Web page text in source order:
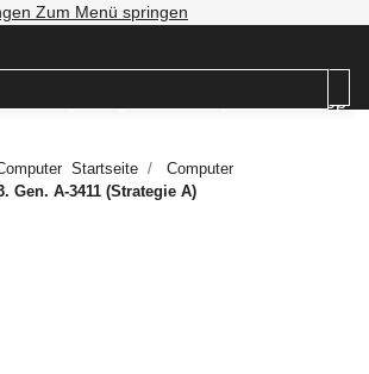
Zum Menü springen
Startseite
Computer
Gen. A-3411 (Strategie A)